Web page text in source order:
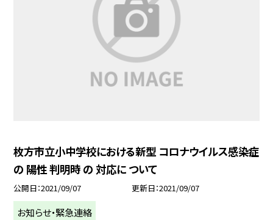
枚方市立小中学校における新型 コロナウイルス感染症
の 陽性 判明時 の 対応に ついて
公開日 2021/09/07 更新日 2021/09/07
お知らせ・緊急連絡